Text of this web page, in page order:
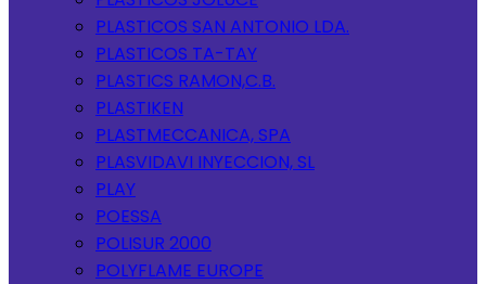
PLASTICOS SAN ANTONIO LDA.
PLASTICOS TA-TAY
PLASTICS RAMON,C.B.
PLASTIKEN
PLASTMECCANICA, SPA
PLASVIDAVI INYECCION, SL
PLAY
POESSA
POLISUR 2000
POLYFLAME EUROPE